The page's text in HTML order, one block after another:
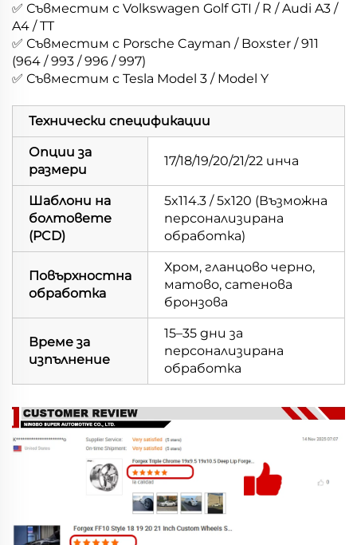
✅ Съвместим с Volkswagen Golf GTI / R / Audi A3 /
A4 / TT
✅ Съвместим с Porsche Cayman / Boxster / 911
(964 / 993 / 996 / 997)
✅ Съвместим с Tesla Model 3 / Model Y
Технически спецификации
Опции за
размери
17/18/19/20/21/22 инча
Шаблони на
болтовете
(PCD)
5x114.3 / 5x120 (Възможна
персонализирана
обработка)
Повърхностна
обработка
Хром, гланцово черно,
матово, сатенова
бронзова
Време за
изпълнение
15–35 дни за
персонализирана
обработка